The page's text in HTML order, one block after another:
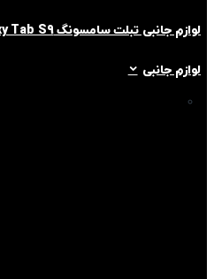
لوازم جانبی تبلت سامسونگ Galaxy Tab S9
لوازم جانبی